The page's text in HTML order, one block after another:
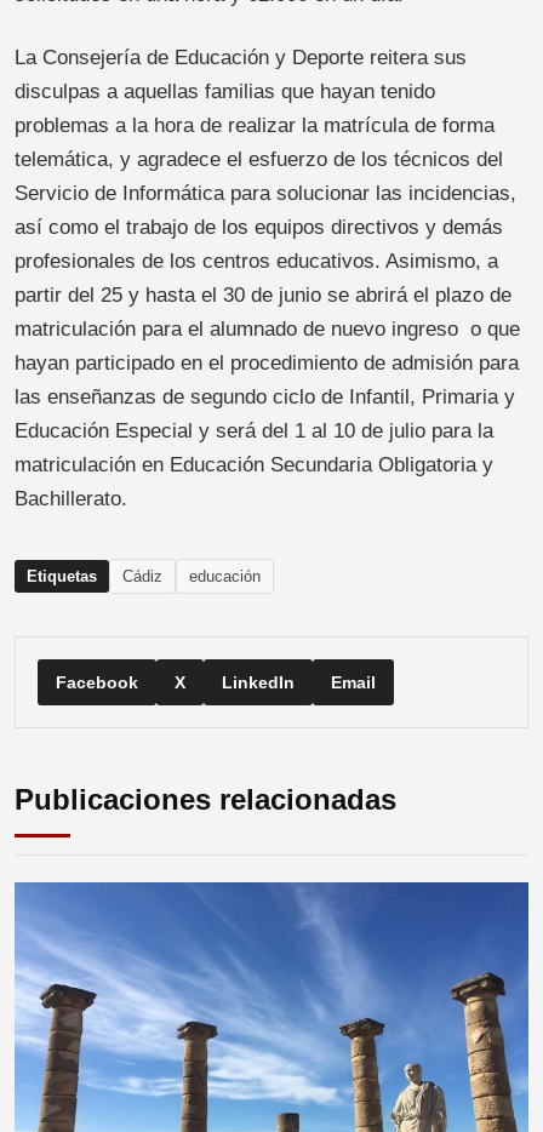
La Consejería de Educación y Deporte reitera sus
disculpas a aquellas familias que hayan tenido
problemas a la hora de realizar la matrícula de forma
telemática, y agradece el esfuerzo de los técnicos del
Servicio de Informática para solucionar las incidencias,
así como el trabajo de los equipos directivos y demás
profesionales de los centros educativos. Asimismo, a
partir del 25 y hasta el 30 de junio se abrirá el plazo de
matriculación para el alumnado de nuevo ingreso o que
hayan participado en el procedimiento de admisión para
las enseñanzas de segundo ciclo de Infantil, Primaria y
Educación Especial y será del 1 al 10 de julio para la
matriculación en Educación Secundaria Obligatoria y
Bachillerato.
Etiquetas Cádiz educación
Facebook X LinkedIn Email
Publicaciones relacionadas